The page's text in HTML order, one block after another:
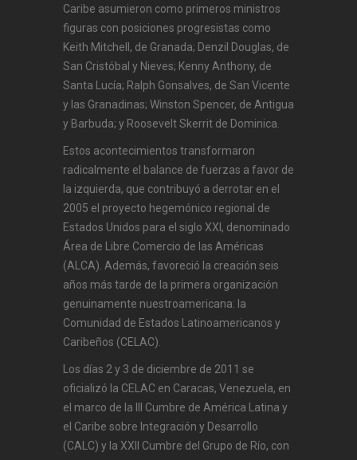
Caribe asumieron como primeros ministros
figuras con posiciones progresistas como
Keith Mitchell, de Granada; Denzil Douglas, de
San Cristóbal y Nieves; Kenny Anthony, de
Santa Lucía; Ralph Gonsalves, de San Vicente
y las Granadinas; Winston Spencer, de Antigua
y Barbuda; y Roosevelt Skerrit de Dominica.
Estos acontecimientos transformaron
radicalmente el balance de fuerzas a favor de
la izquierda, que contribuyó a derrotar en el
2005 el proyecto hegemónico regional de
Estados Unidos para el siglo XXI, denominado
Área de Libre Comercio de las Américas
(ALCA). Además, favoreció la creación seis
años más tarde de la primera organización
genuinamente nuestroamericana: la
Comunidad de Estados Latinoamericanos y
Caribeños (CELAC).
Los días 2 y 3 de diciembre de 2011 se
oficializó la CELAC en Caracas, Venezuela, en
el marco de la III Cumbre de América Latina y
el Caribe sobre Integración y Desarrollo
(CALC) y la XXII Cumbre del Grupo de Río, con